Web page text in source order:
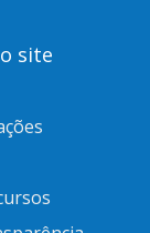
site